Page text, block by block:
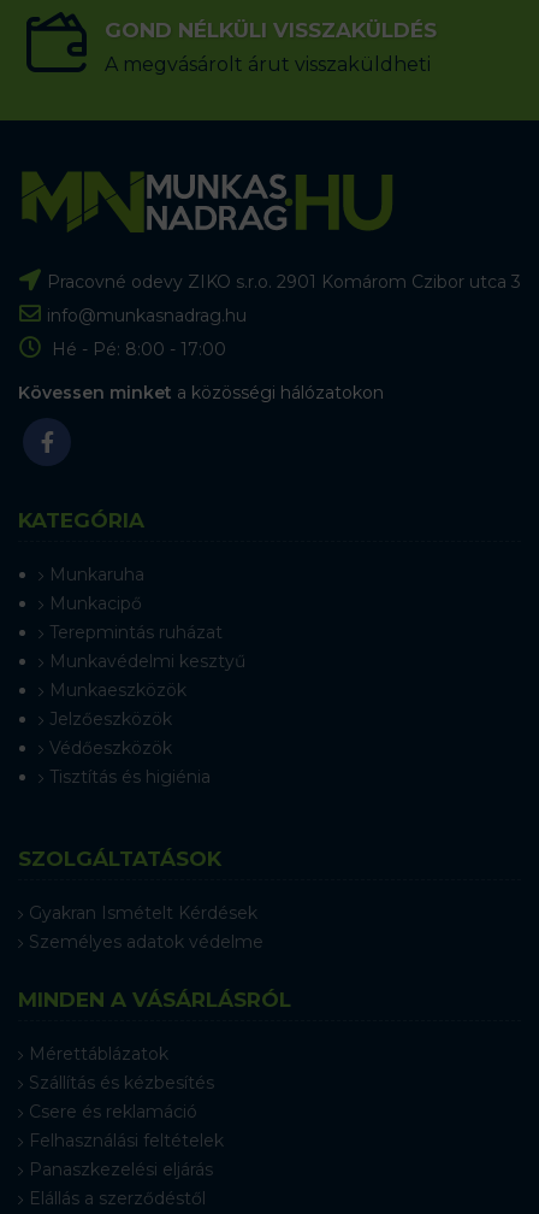
GOND NÉLKÜLI VISSZAKÜLDÉS
A megvásárolt árut visszaküldheti
Pracovné odevy ZIKO s.r.o. 2901 Komárom Czibor utca 3
info@munkasnadrag.hu
Hé - Pé: 8:00 - 17:00
Kövessen minket a közösségi hálózatokon
KATEGÓRIA
Munkaruha
Munkacipő
Terepmintás ruházat
Munkavédelmi kesztyű
Munkaeszközök
Jelzőeszközök
Védőeszközök
Tisztítás és higiénia
SZOLGÁLTATÁSOK
Gyakran Ismételt Kérdések
Személyes adatok védelme
MINDEN A VÁSÁRLÁSRÓL
Mérettáblázatok
Szállítás és kézbesítés
Csere és reklamáció
Felhasználási feltételek
Panaszkezelési eljárás
Elállás a szerződéstől